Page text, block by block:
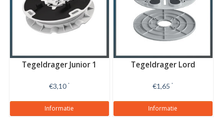
Tegeldrager Junior 1
€3,10 *
Informatie
Tegeldrager Lord
€1,65 *
Informatie